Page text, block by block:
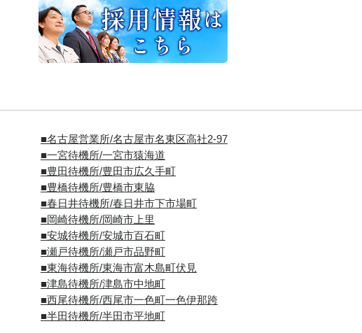
■名古屋営業所/名古屋市名東区高社2-97
■一宮待機所/一宮市猿海道
■豊田待機所/豊田市広久手町
■豊橋待機所/豊橋市東脇
■春日井待機所/春日井市下市場町
■岡崎待機所/岡崎市上里
■安城待機所/安城市百石町
■瀬戸待機所/瀬戸市品野町
■東海待機所/東海市富木島町伏見
■津島待機所/津島市中地町
■西尾待機所/西尾市一色町一色伊那跨
■半田待機所/半田市平地町